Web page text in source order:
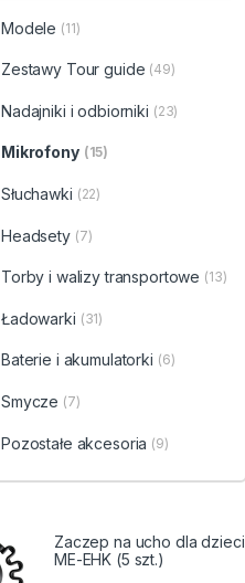
Modele (11)
Zestawy Tour guide (49)
Nadajniki i odbiorniki (23)
Mikrofony (15)
Słuchawki (22)
Headsety (7)
Torby i walizy transportowe (13)
Ładowarki (31)
Baterie i akumulatorki (6)
Smycze (7)
Pozostałe akcesoria (9)
Zaczep na ucho dla dzieci
ME-EHK (5 szt.)